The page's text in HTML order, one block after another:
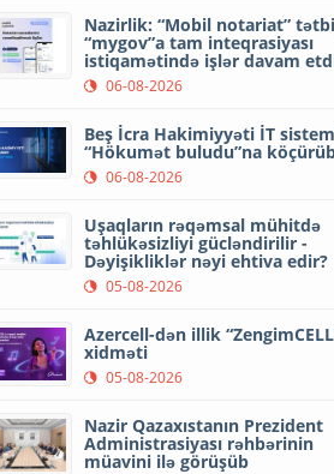
Nazirlik: “Mobil notariat”
“mygov”a tam inteqrasiyası
istiqamətində işlər davam
06-08-2026
Beş İcra Hakimiyyəti İT
“Hökumət buludu”na
06-08-2026
Uşaqların rəqəmsal mühitdə
təhlükəsizliyi gücləndirilir -
Dəyişikliklər nəyi ehtiva edir?
05-08-2026
Azercell-dən illik
xidməti
05-08-2026
Nazir Qazaxıstanın Prezident
Administrasiyası rəhbərinin
müavini ilə görüşüb